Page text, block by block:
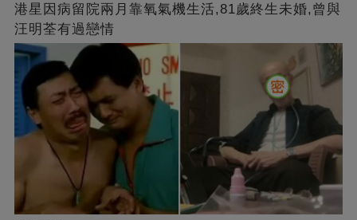
港星因病留院兩月靠氧氣機生活,81歲終生未婚,曾與
汪明荃有過戀情